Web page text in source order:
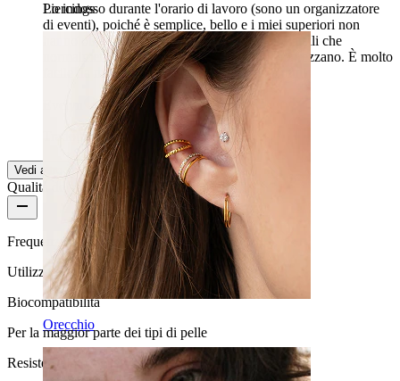
Piercings
Orecchio
Lo indosso durante l'orario di lavoro (sono un organizzatore
di eventi), poiché è semplice, bello e i miei superiori non
hanno obiezioni, perché è sobrio, e persino quelli che
normalmente sono riluttanti ai piercing lo apprezzano. È molto
facile da mettere e togliere. Lo consiglio a tutti!
Acquisto verificato
Tradotto dall'IA Mostra originale
Vedi altro
Qualità del prodotto
Frequenza di utilizzo
Utilizzo quotidiano
Biocompatibilità
Per la maggior parte dei tipi di pelle
Resistenza all'acqua